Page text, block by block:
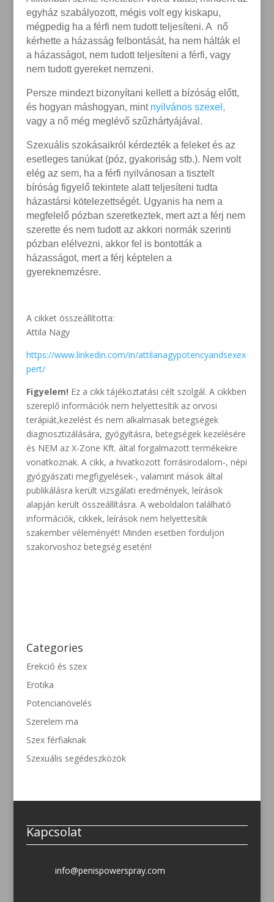
egyház szabályozott, mégis volt egy kiskapu,
mégpedig ha a férfi nem tudott teljesíteni. A nő
kérhette a házasság felbontását, ha nem hálták el
a házasságot, nem tudott teljesíteni a férfi, vagy
nem tudott gyereket nemzeni.
Persze mindezt bizonyítani kellett a bízóság előtt,
és hogyan máshogyan, mint nyilvános szexel,
vagy a nő még meglévő szűzhártyájával.
Szexuális szokásaikról kérdezték a feleket és az
esetleges tanúkat (póz, gyakoriság stb.). Nem volt
elég az sem, ha a férfi nyilvánosan a tisztelt
bíróság figyelő tekintete alatt teljesíteni tudta
házastársi kötelezettségét. Ugyanis ha nem a
megfelelő pózban szeretkeztek, mert azt a férj nem
szerette és nem tudott az akkori normák szerinti
pózban elélvezni, akkor fel is bontották a
házasságot, mert a férj képtelen a
gyereknemzésre.
A cikket összeállította:
Attila Nagy
https://www.linkedin.com/in/attilanagypotencyandsexex
pert/
Figyelem! Ez a cikk tájékoztatási célt szolgál. A cikkben
szereplő információk nem helyettesítik az orvosi
terápiát,kezelést és nem alkalmasak betegségek
diagnosztizálására, gyógyításra, betegségek kezelésére
és NEM az X-Zone Kft. által forgalmazott termékekre
vonatkoznak. A cikk, a hivatkozott forrásirodalom-, népi
gyógyászati megfigyelések-, valamint mások által
publikálásra került vizsgálati eredmények, leírások
alapján került összeállításra. A weboldalon található
információk, cikkek, leírások nem helyettesítik
szakember véleményét! Minden esetben forduljon
szakorvoshoz betegség esetén!
Categories
Erekció és szex
Erotika
Potencianövelés
Szerelem ma
Szex férfiaknak
Szexuális segédeszközök
Kapcsolat
info@penispowerspray.com